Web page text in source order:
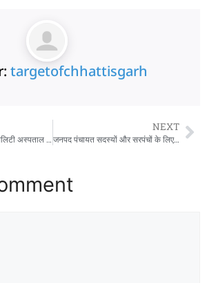
targetofchhattisgarh
संभागायुक्त ने सुपर स्पेश्यालिटी अस्पताल की धीमी प्रगति पर जताई नाराजगी
NEXT
जनपद पंचायत सदस्यों और सरपंचों के लिए आरक्षण प्रक्रिया संपन्न